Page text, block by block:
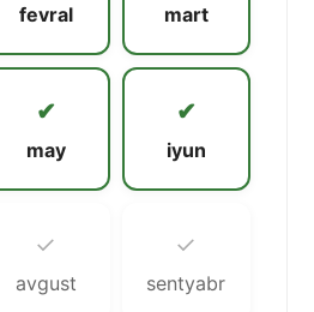
fevral mart
✔
may
✔
iyun
✓
avgust
✓
sentyabr